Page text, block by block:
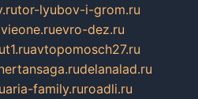
tor-lyubov-i-grom.ru
evro-dez.ru
avtopomosch27.ru
delanalad.ru
aria-family.ruroadli.ru